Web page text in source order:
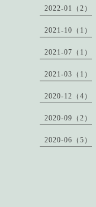
2022-01（2）
2021-10（1）
2021-07（1）
2021-03（1）
2020-12（4）
2020-09（2）
2020-06（5）